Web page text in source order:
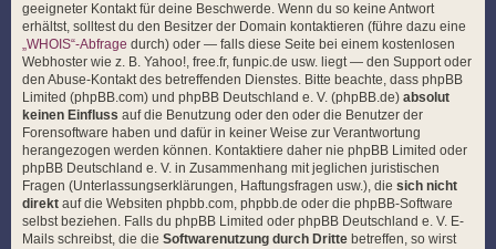
geeigneter Kontakt für deine Beschwerde. Wenn du so keine Antwort
erhältst, solltest du den Besitzer der Domain kontaktieren (führe dazu eine
„WHOIS“-Abfrage durch) oder — falls diese Seite bei einem kostenlosen
Webhoster wie z. B. Yahoo!, free.fr, funpic.de usw. liegt — den Support oder
den Abuse-Kontakt des betreffenden Dienstes. Bitte beachte, dass phpBB
Limited (phpBB.com) und phpBB Deutschland e. V. (phpBB.de) absolut
keinen Einfluss auf die Benutzung oder den oder die Benutzer der
Forensoftware haben und dafür in keiner Weise zur Verantwortung
herangezogen werden können. Kontaktiere daher nie phpBB Limited oder
phpBB Deutschland e. V. in Zusammenhang mit jeglichen juristischen
Fragen (Unterlassungserklärungen, Haftungsfragen usw.), die sich nicht
direkt auf die Websiten phpbb.com, phpbb.de oder die phpBB-Software
selbst beziehen. Falls du phpBB Limited oder phpBB Deutschland e. V. E-
Mails schreibst, die die Softwarenutzung durch Dritte betreffen, so wirst